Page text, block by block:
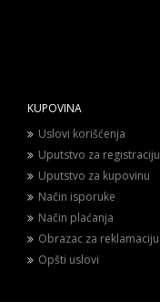
KUPOVINA
Uslovi korišćenja
Uputstvo za registraciju
Uputstvo za kupovinu
Način isporuke
Način plaćanja
Obrazac za reklamaciju
Opšti uslovi